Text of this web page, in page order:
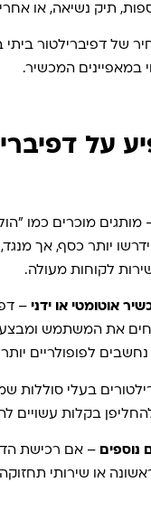
תיק נשיאה, או
על
מותגים מוכרים כמו
יותר כסף, אך
לקוחות מעולה.
אוטומטי או ידני –
את המשתמש
לפופולריים יותר
בעלי סוללות
בקלות עשויים
נוספים – אם רכישת
או שירותי